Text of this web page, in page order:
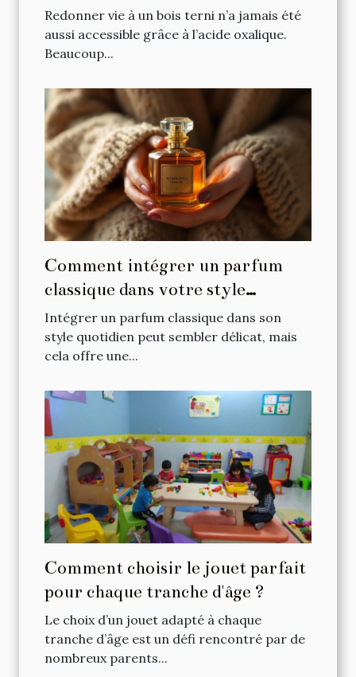
Redonner vie à un bois terni n’a jamais été
aussi accessible grâce à l’acide oxalique.
Beaucoup...
Comment intégrer un parfum
classique dans votre style
quotidien ?
Intégrer un parfum classique dans son
style quotidien peut sembler délicat, mais
cela offre une...
Comment choisir le jouet parfait
pour chaque tranche d'âge ?
Le choix d’un jouet adapté à chaque
tranche d’âge est un défi rencontré par de
nombreux parents...